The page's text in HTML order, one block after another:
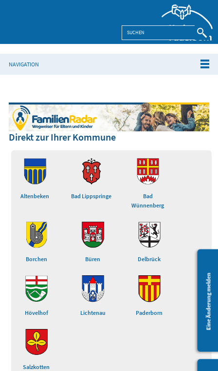
NAVIGATION
Eine Änderung melden
Direkt zur Ihrer Kommune
Altenbeken Bad Lippspringe
Bad
Wünnenberg
Borchen Büren Delbrück
Hövelhof Lichtenau Paderborn
Salzkotten